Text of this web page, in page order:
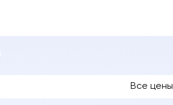
Все цены